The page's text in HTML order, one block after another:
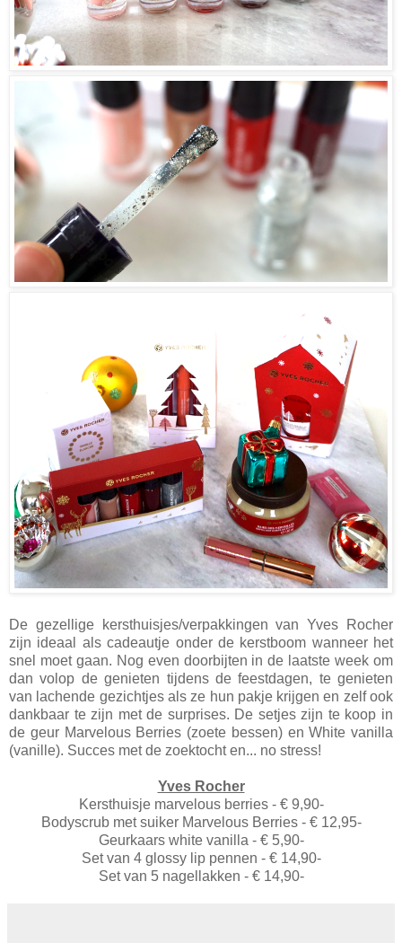
De gezellige kersthuisjes/verpakkingen van Yves Rocher
zijn ideaal als cadeautje onder de kerstboom wanneer het
snel moet gaan. Nog even doorbijten in de laatste week om
dan volop de genieten tijdens de feestdagen, te genieten
van lachende gezichtjes als ze hun pakje krijgen en zelf ook
dankbaar te zijn met de surprises. De setjes zijn te koop in
de geur Marvelous Berries (zoete bessen) en White vanilla
(vanille). Succes met de zoektocht en... no stress!
Yves Rocher
Kersthuisje marvelous berries - € 9,90-
Bodyscrub met suiker Marvelous Berries - € 12,95-
Geurkaars white vanilla - € 5,90-
Set van 4 glossy lip pennen - € 14,90-
Set van 5 nagellakken - € 14,90-